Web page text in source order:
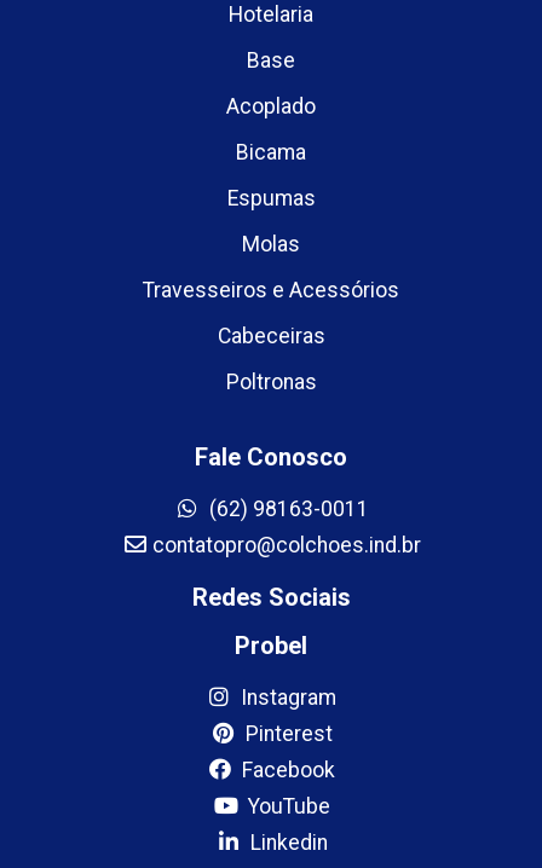
Hotelaria
Base
Acoplado
Bicama
Espumas
Molas
Travesseiros e Acessórios
Cabeceiras
Poltronas
Fale Conosco
(62) 98163-0011
contatopro@colchoes.ind.br
Redes Sociais
Probel
Instagram
Pinterest
Facebook
YouTube
Linkedin